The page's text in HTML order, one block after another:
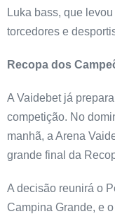
Luka bass, que
torcedores e
Recopa dos
A Vaidebet já
competição. No
manhã, a Arena
grande final da
A decisão reunirá o
Campina Grande, e